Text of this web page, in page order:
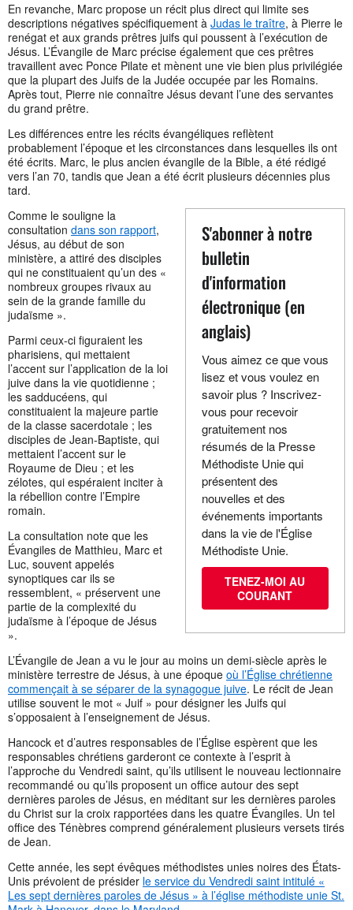
En revanche, Marc propose un récit plus direct qui limite ses
descriptions négatives spécifiquement à Judas le traître, à Pierre le
renégat et aux grands prêtres juifs qui poussent à l’exécution de
Jésus. L’Évangile de Marc précise également que ces prêtres
travaillent avec Ponce Pilate et mènent une vie bien plus privilégiée
que la plupart des Juifs de la Judée occupée par les Romains.
Après tout, Pierre nie connaître Jésus devant l’une des servantes
du grand prêtre.
Les différences entre les récits évangéliques reflètent
probablement l’époque et les circonstances dans lesquelles ils ont
été écrits. Marc, le plus ancien évangile de la Bible, a été rédigé
vers l’an 70, tandis que Jean a été écrit plusieurs décennies plus
tard.
S'abonner à notre
bulletin
d'information
électronique (en
anglais)
Vous aimez ce que vous
lisez et vous voulez en
savoir plus ? Inscrivez-
vous pour recevoir
gratuitement nos
résumés de la Presse
Méthodiste Unie qui
présentent des
nouvelles et des
événements importants
dans la vie de l'Église
Méthodiste Unie.
TENEZ-MOI AU
COURANT
Comme le souligne la
consultation dans son rapport,
Jésus, au début de son
ministère, a attiré des disciples
qui ne constituaient qu’un des «
nombreux groupes rivaux au
sein de la grande famille du
judaïsme ».
Parmi ceux-ci figuraient les
pharisiens, qui mettaient
l’accent sur l’application de la loi
juive dans la vie quotidienne ;
les sadducéens, qui
constituaient la majeure partie
de la classe sacerdotale ; les
disciples de Jean-Baptiste, qui
mettaient l’accent sur le
Royaume de Dieu ; et les
zélotes, qui espéraient inciter à
la rébellion contre l’Empire
romain.
La consultation note que les
Évangiles de Matthieu, Marc et
Luc, souvent appelés
synoptiques car ils se
ressemblent, « préservent une
partie de la complexité du
judaïsme à l’époque de Jésus
».
L’Évangile de Jean a vu le jour au moins un demi-siècle après le
ministère terrestre de Jésus, à une époque où l’Église chrétienne
commençait à se séparer de la synagogue juive. Le récit de Jean
utilise souvent le mot « Juif » pour désigner les Juifs qui
s’opposaient à l’enseignement de Jésus.
Hancock et d’autres responsables de l’Église espèrent que les
responsables chrétiens garderont ce contexte à l’esprit à
l’approche du Vendredi saint, qu’ils utilisent le nouveau lectionnaire
recommandé ou qu’ils proposent un office autour des sept
dernières paroles de Jésus, en méditant sur les dernières paroles
du Christ sur la croix rapportées dans les quatre Évangiles. Un tel
office des Ténèbres comprend généralement plusieurs versets tirés
de Jean.
Cette année, les sept évêques méthodistes unies noires des États-
Unis prévoient de présider le service du Vendredi saint intitulé «
Les sept dernières paroles de Jésus » à l’église méthodiste unie St.